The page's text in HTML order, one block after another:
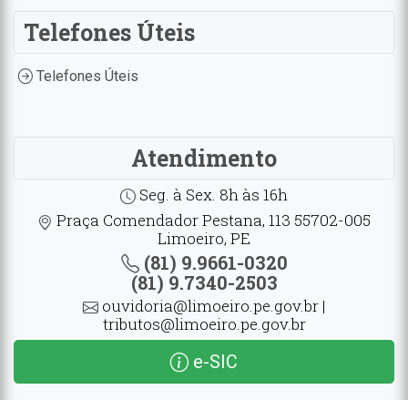
Telefones Úteis
Telefones Úteis
Atendimento
Seg. à Sex. 8h às 16h
Praça Comendador Pestana, 113 55702-005
Limoeiro, PE
(81) 9.9661-0320
(81) 9.7340-2503
ouvidoria@limoeiro.pe.gov.br |
tributos@limoeiro.pe.gov.br
e-SIC